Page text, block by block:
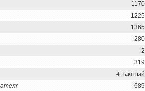
1170
1225
1365
280
2
319
4-тактный
689